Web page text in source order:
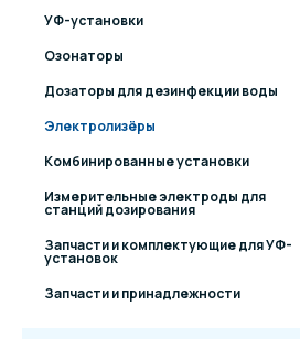
УФ-установки
Озонаторы
Дозаторы для дезинфекции воды
Электролизёры
Комбинированные установки
Измерительные электроды для
станций дозирования
Запчасти и комплектующие для УФ-
установок
Запчасти и принадлежности